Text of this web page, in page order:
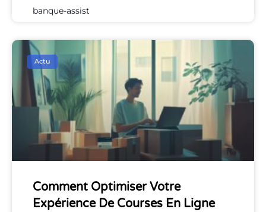
banque-assist
Actu
Comment Optimiser Votre
Expérience De Courses En Ligne